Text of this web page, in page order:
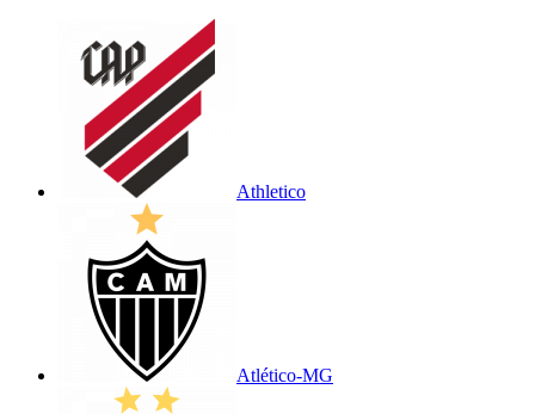
Athletico
Atlético-MG